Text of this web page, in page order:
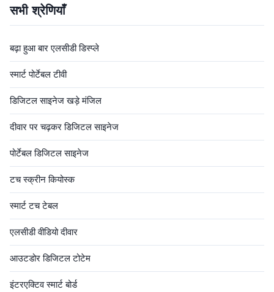
then put the packaged product
into the carton, and finally put
the carton into the wooden
is not bumped ...
ratio 16:9 Backlight LED
Brightness 350 cd/m² optional
सभी श्रेणियाँ
बढ़ा हुआ बार एलसीडी डिस्प्ले
स्मार्ट पोर्टेबल टीवी
डिजिटल साइनेज खड़े मंजिल
दीवार पर चढ़कर डिजिटल साइनेज
पोर्टेबल डिजिटल साइनेज
टच स्क्रीन कियोस्क
स्मार्ट टच टेबल
एलसीडी वीडियो दीवार
आउटडोर डिजिटल टोटेम
इंटरएक्टिव स्मार्ट बोर्ड